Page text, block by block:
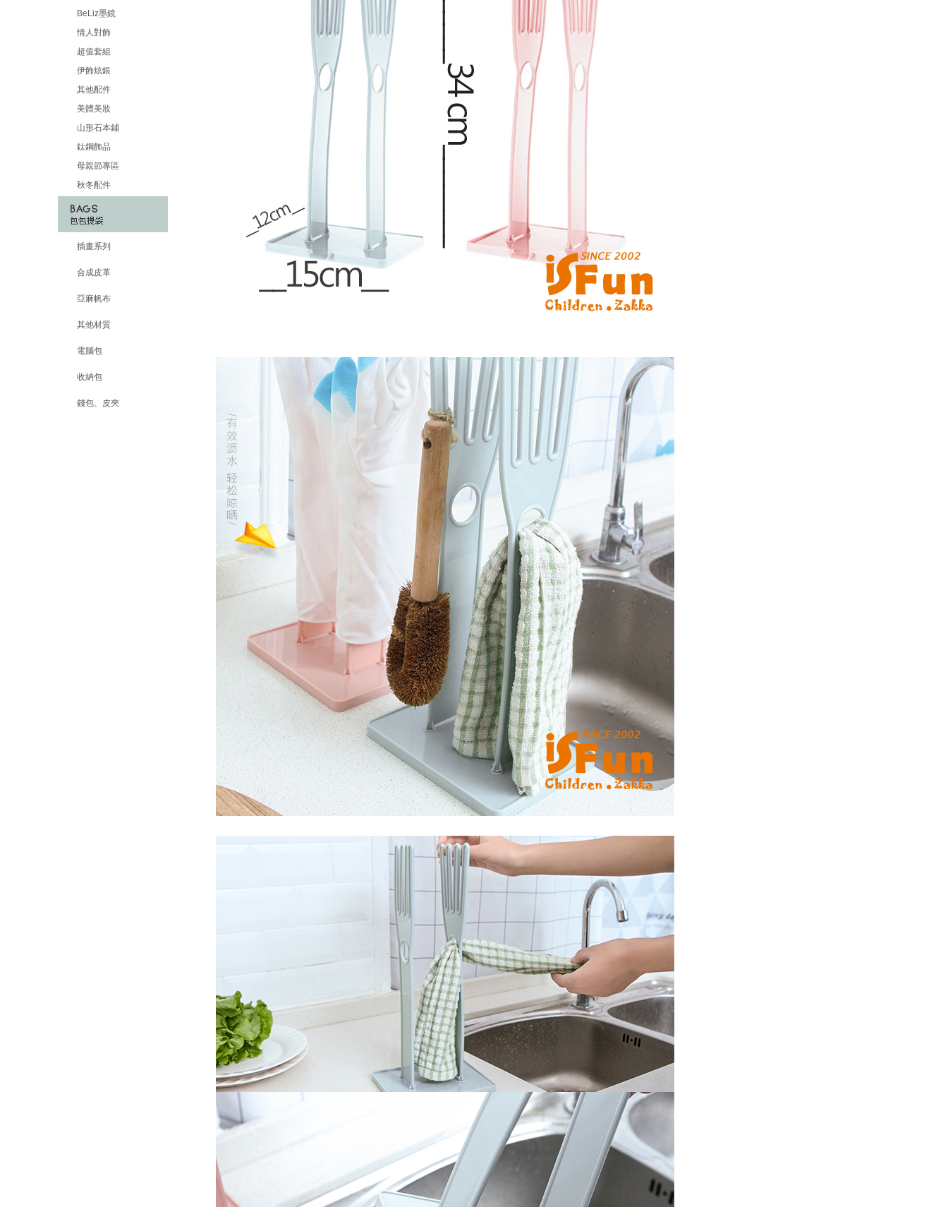
BeLiz墨鏡
情人對飾
超值套組
伊飾炫銀
其他配件
美體美妝
山形石本鋪
鈦鋼飾品
母親節專區
秋冬配件
插畫系列
合成皮革
亞麻帆布
其他材質
電腦包
收納包
錢包、皮夾